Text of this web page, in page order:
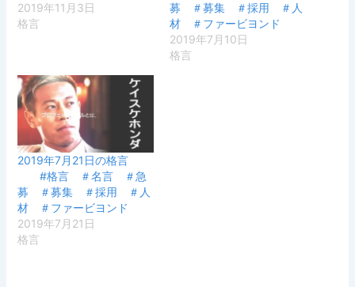
2019年11月3日
格言
募 ＃募集 ＃採用 ＃人
材 ＃ファービヨンド
2019年7月10日
格言
2019年7月21日の格言
#格言 ＃名言 ＃急
募 ＃募集 ＃採用 ＃人
材 ＃ファービヨンド
2019年7月21日
格言